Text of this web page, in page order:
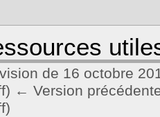
de 16 octobre
← Version